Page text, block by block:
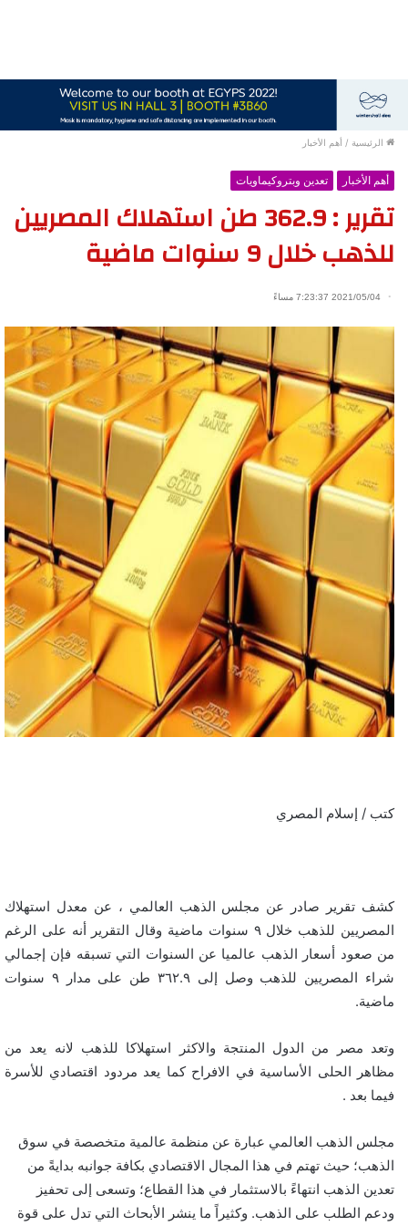
الرئيسية / أهم الأخبار
أهم الأخبار تعدين وبتروكيماويات
تقرير : 362.9 طن استهلاك المصريين
للذهب خلال 9 سنوات ماضية
2021/05/04 7:23:37 مساءً
كتب / إسلام المصري
كشف تقرير صادر عن مجلس الذهب العالمي ، عن معدل استهلاك
المصريين للذهب خلال ٩ سنوات ماضية وقال التقرير أنه على الرغم
من صعود أسعار الذهب عالميا عن السنوات التي تسبقه فإن إجمالي
شراء المصريين للذهب وصل إلى ٣٦٢.٩ طن على مدار ٩ سنوات
ماضية.
وتعد مصر من الدول المنتجة والاكثر استهلاكا للذهب لانه يعد من
مظاهر الحلى الأساسية في الافراح كما يعد مردود اقتصادي للأسرة
فيما بعد .
مجلس الذهب العالمي عبارة عن منظمة عالمية متخصصة في سوق
الذهب؛ حيث تهتم في هذا المجال الاقتصادي بكافة جوانبه بدايةً من
تعدين الذهب انتهاءً بالاستثمار في هذا القطاع؛ وتسعى إلى تحفيز
ودعم الطلب على الذهب. وكثيراً ما ينشر الأبحاث التي تدل على قوة